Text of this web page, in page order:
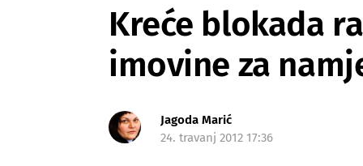
Kreće blokada
imovine za
Jagoda Marić
24. travanj 2012 17:36